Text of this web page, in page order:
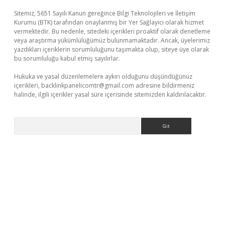
Sitemiz, 5651 Sayılı Kanun gereğince Bilgi Teknolojileri ve İletişim
Kurumu (BTK) tarafından onaylanmış bir Yer Sağlayıcı olarak hizmet
vermektedir. Bu nedenle, sitedeki içerikleri proaktif olarak denetleme
veya araştırma yükümlülüğümüz bulunmamaktadır. Ancak, üyelerimiz
yazdıkları içeriklerin sorumluluğunu taşımakta olup, siteye üye olarak
bu sorumluluğu kabul etmiş sayılırlar.
Hukuka ve yasal düzenlemelere aykırı olduğunu düşündüğünüz
içerikleri, backlinkpanelicomtr@gmail.com adresine bildirmeniz
halinde, ilgili içerikler yasal süre içerisinde sitemizden kaldırılacaktır.